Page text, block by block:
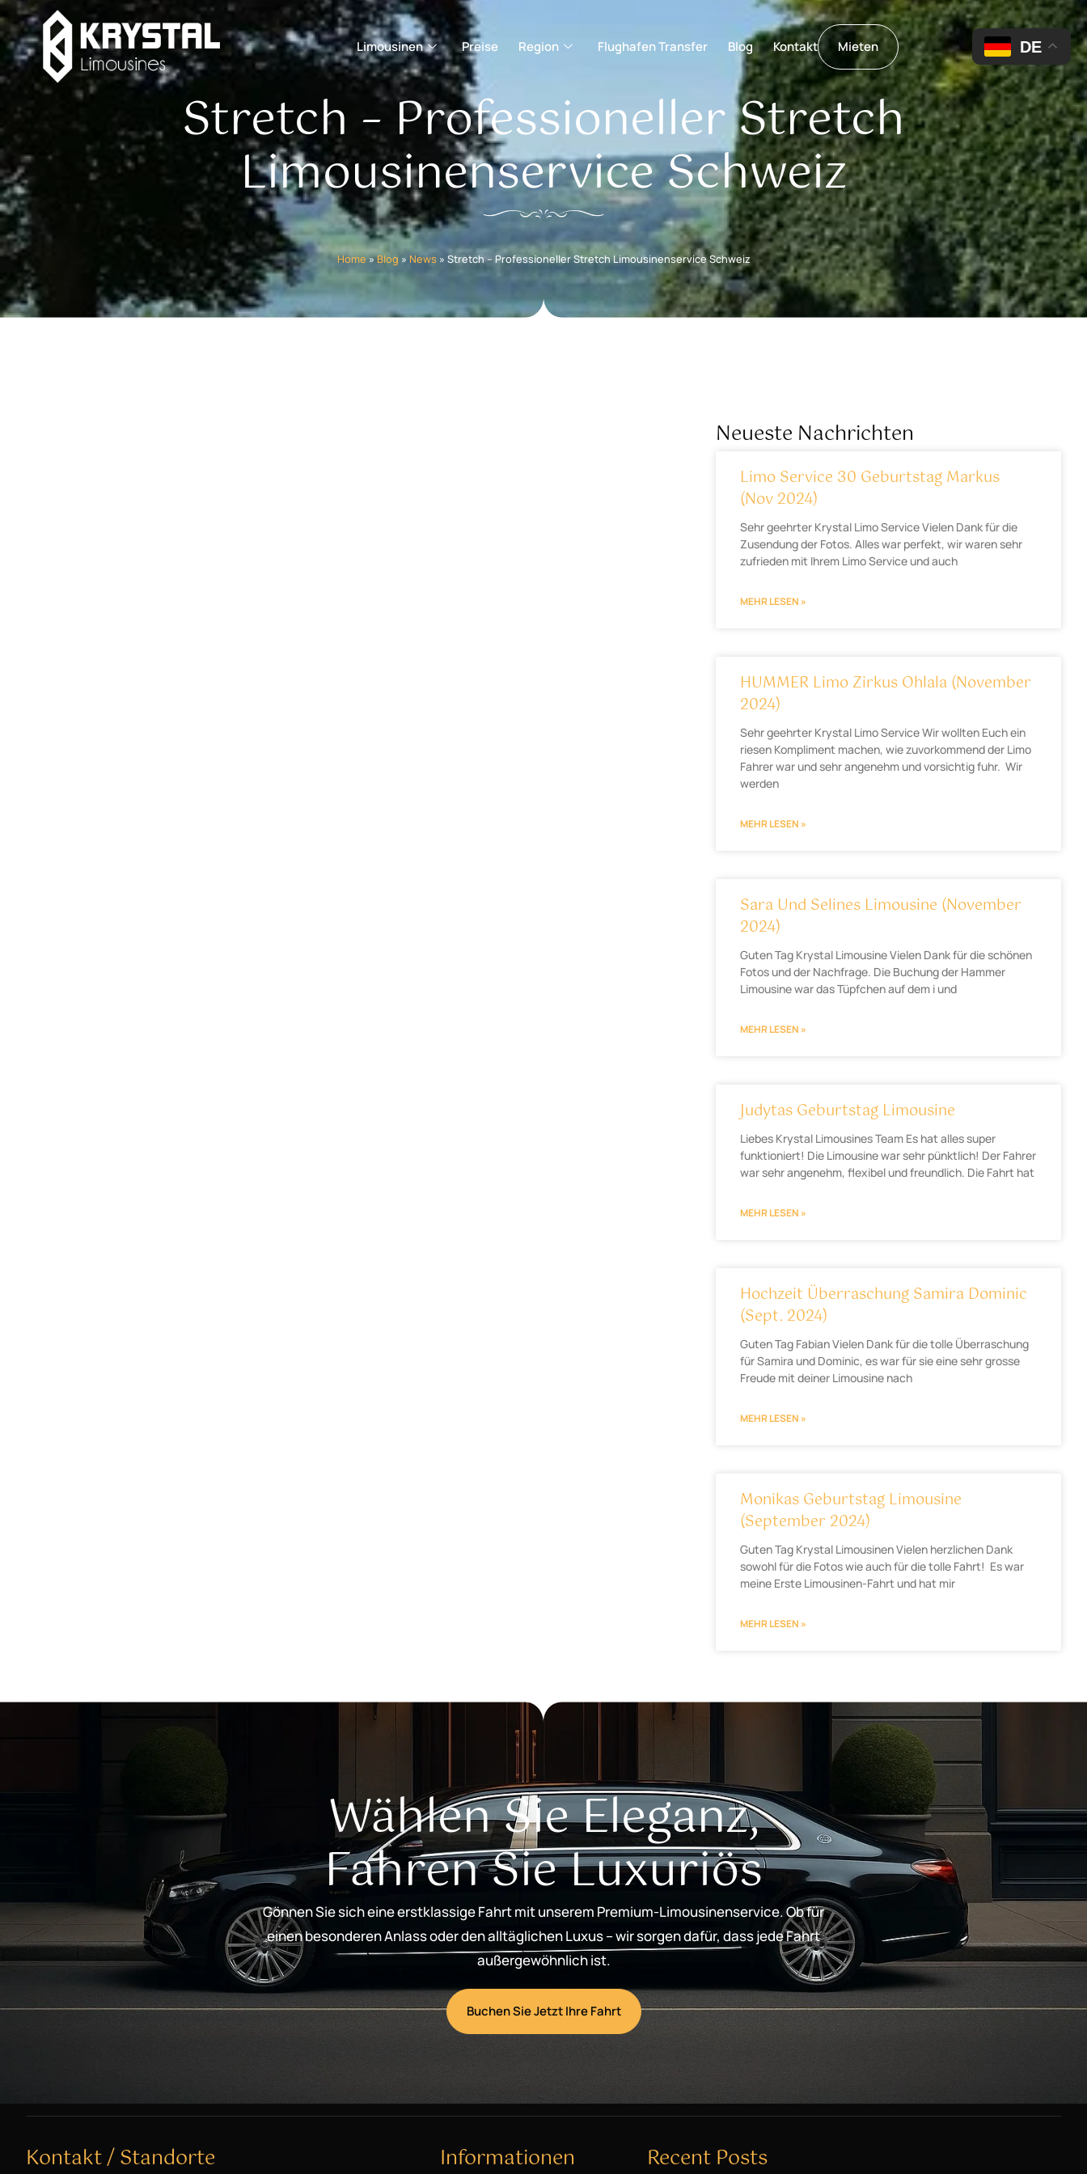
Limousinen Preise Region Flughafen Transfer Blog Kontakt Mieten
Stretch – Professioneller Stretch
Limousinenservice Schweiz
Home»Blog » News» Stretch – Professioneller Stretch Limousinenservice Schweiz
Neueste Nachrichten
Limo Service 30 Geburtstag Markus
(Nov 2024)
Sehr geehrter Krystal Limo Service Vielen Dank für die
Zusendung der Fotos. Alles war perfekt, wir waren sehr
zufrieden mit Ihrem Limo Service und auch
MEHR LESEN »
HUMMER Limo Zirkus Ohlala (November
2024)
Sehr geehrter Krystal Limo Service Wir wollten Euch ein
riesen Kompliment machen, wie zuvorkommend der Limo
Fahrer war und sehr angenehm und vorsichtig fuhr. Wir
werden
MEHR LESEN »
Sara Und Selines Limousine (November
2024)
Guten Tag Krystal Limousine Vielen Dank für die schönen
Fotos und der Nachfrage. Die Buchung der Hammer
Limousine war das Tüpfchen auf dem i und
MEHR LESEN »
Judytas Geburtstag Limousine
Liebes Krystal Limousines Team Es hat alles super
funktioniert! Die Limousine war sehr pünktlich! Der Fahrer
war sehr angenehm, flexibel und freundlich. Die Fahrt hat
MEHR LESEN »
Hochzeit Überraschung Samira Dominic
(Sept. 2024)
Guten Tag Fabian Vielen Dank für die tolle Überraschung
für Samira und Dominic, es war für sie eine sehr grosse
Freude mit deiner Limousine nach
MEHR LESEN »
Monikas Geburtstag Limousine
(September 2024)
Guten Tag Krystal Limousinen Vielen herzlichen Dank
sowohl für die Fotos wie auch für die tolle Fahrt! Es war
meine Erste Limousinen-Fahrt und hat mir
MEHR LESEN »
Wählen Sie Eleganz,
Fahren Sie Luxuriös
Gönnen Sie sich eine erstklassige Fahrt mit unserem Premium-Limousinenservice. Ob für
einen besonderen Anlass oder den alltäglichen Luxus – wir sorgen dafür, dass jede Fahrt
außergewöhnlich ist.
Buchen Sie Jetzt Ihre Fahrt
Kontakt / Standorte Informationen Recent Posts
DE